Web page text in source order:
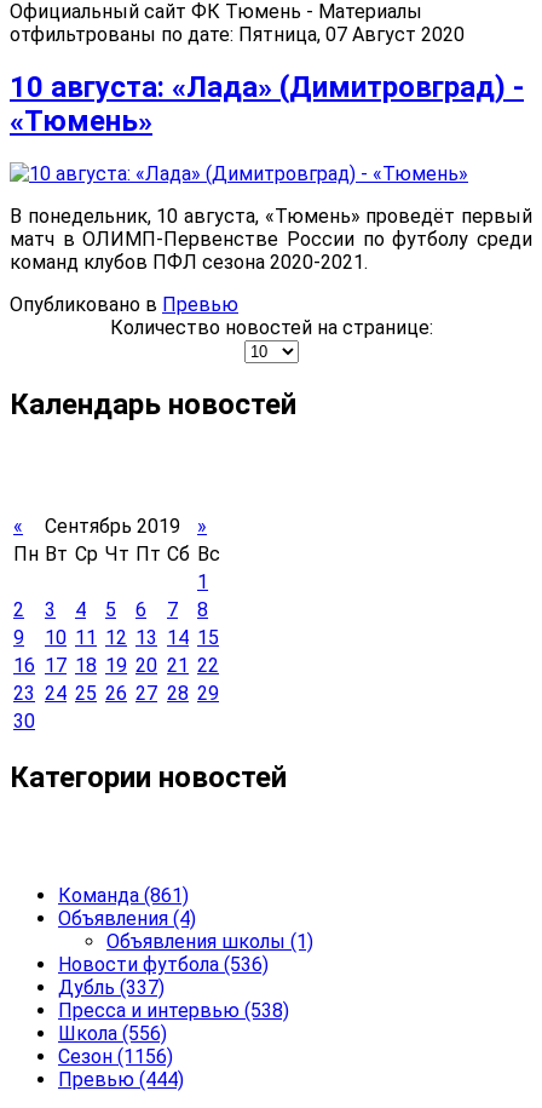
Официальный сайт ФК Тюмень - Материалы
отфильтрованы по дате: Пятница, 07 Август 2020
10 августа: «Лада» (Димитровград) -
«Тюмень»
В понедельник, 10 августа, «Тюмень» проведёт первый
матч в ОЛИМП-Первенстве России по футболу среди
команд клубов ПФЛ сезона 2020-2021.
Опубликовано в Превью
Количество новостей на странице:
Календарь новостей
« Сентябрь 2019
»
Пн Вт Ср Чт Пт Сб Вс
1
2
3 4 5 6 7
8
9
10 11 12 13 14 15
16 17 18 19 20 21 22
23 24 25 26 27 28 29
30
Категории новостей
Команда (861)
Объявления (4)
Объявления школы (1)
Новости футбола (536)
Дубль (337)
Пресса и интервью (538)
Школа (556)
Сезон (1156)
Превью (444)